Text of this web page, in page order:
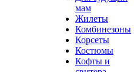
мам
Жилеты
Комбинезоны
Корсеты
Костюмы
Кофты и